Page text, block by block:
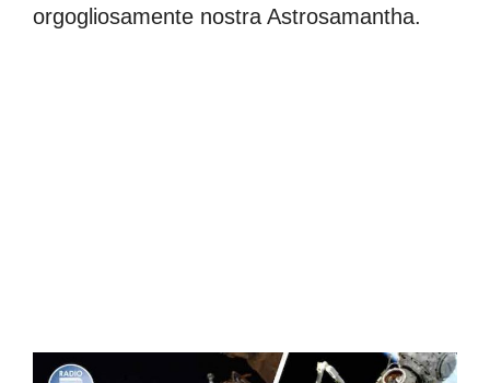
orgogliosamente nostra Astrosamantha.